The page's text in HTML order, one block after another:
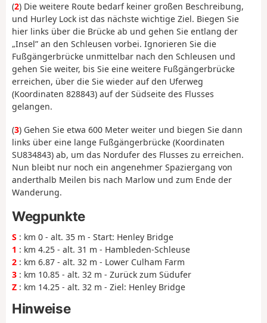
(2) Die weitere Route bedarf keiner großen Beschreibung,
und Hurley Lock ist das nächste wichtige Ziel. Biegen Sie
hier links über die Brücke ab und gehen Sie entlang der
„Insel” an den Schleusen vorbei. Ignorieren Sie die
Fußgängerbrücke unmittelbar nach den Schleusen und
gehen Sie weiter, bis Sie eine weitere Fußgängerbrücke
erreichen, über die Sie wieder auf den Uferweg
(Koordinaten 828843) auf der Südseite des Flusses
gelangen.
(3) Gehen Sie etwa 600 Meter weiter und biegen Sie dann
links über eine lange Fußgängerbrücke (Koordinaten
SU834843) ab, um das Nordufer des Flusses zu erreichen.
Nun bleibt nur noch ein angenehmer Spaziergang von
anderthalb Meilen bis nach Marlow und zum Ende der
Wanderung.
Wegpunkte
S : km 0 - alt. 35 m - Start: Henley Bridge
1 : km 4.25 - alt. 31 m - Hambleden-Schleuse
2 : km 6.87 - alt. 32 m - Lower Culham Farm
3 : km 10.85 - alt. 32 m - Zurück zum Südufer
Z : km 14.25 - alt. 32 m - Ziel: Henley Bridge
Hinweise